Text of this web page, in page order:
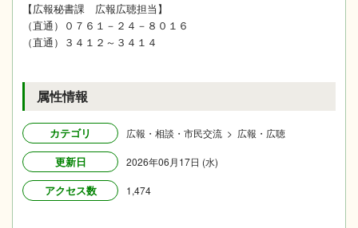
【広報秘書課 広報広聴担当】
（直通）０７６１－２４－８０１６
（直通）３４１２～３４１４
属性情報
カテゴリ 広報・相談・市民交流 > 広報・広聴
更新日 2026年06月17日 (水)
アクセス数 1,474